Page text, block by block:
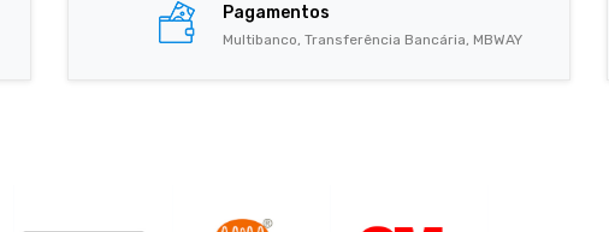
Pagamentos
Multibanco, Transferência Bancária, MBWAY